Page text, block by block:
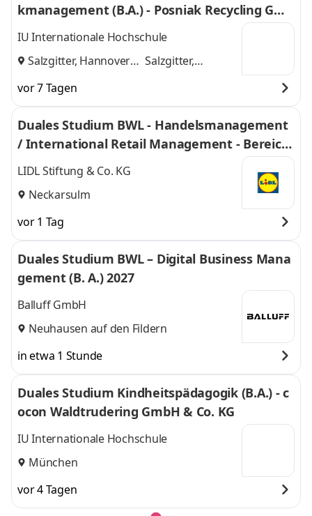
kmanagement (B.A.) - Posniak Recycling Gmb
H
IU Internationale Hochschule
Salzgitter, Hannover
Salzgitter,
vor 7 Tagen
Duales Studium BWL - Handelsmanagement
/ International Retail Management - Bereich
Einkauf 2027
LIDL Stiftung & Co. KG
Neckarsulm
vor 1 Tag
Duales Studium BWL – Digital Business Mana
gement (B. A.) 2027
Balluff GmbH
Neuhausen auf den Fildern
in etwa 1 Stunde
Duales Studium Kindheitspädagogik (B.A.) - c
ocon Waldtrudering GmbH & Co. KG
IU Internationale Hochschule
München
vor 4 Tagen